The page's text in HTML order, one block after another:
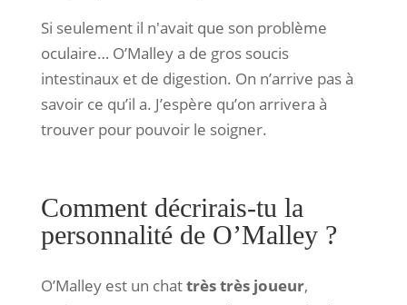
Si seulement il n'avait que son problème
oculaire… O’Malley a de gros soucis
intestinaux et de digestion. On n’arrive pas à
savoir ce qu’il a. J’espère qu’on arrivera à
trouver pour pouvoir le soigner.
Comment décrirais-tu la
personnalité de O’Malley ?
O’Malley est un chattrès très joueur,